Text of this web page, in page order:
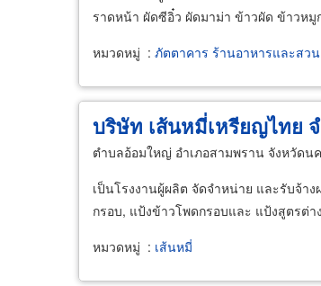
ราดหน้า ผัดซีอิ๋ว ผัดมาม่า ข้าวผัด ข้าวห
หมวดหมู่ : ภัตตาคาร ร้านอาหารและสว
บริษัท เส้นหมี่เหรียญไทย
ตำบลอ้อมใหญ่ อำเภอสามพราน จังหวัดน
เป็นโรงงานผู้ผลิต จัดจำหน่าย และรับจ้า
กรอบ, แป้งข้าวโพดกรอบและ แป้งสูตรต่
หมวดหมู่ : เส้นหมี่